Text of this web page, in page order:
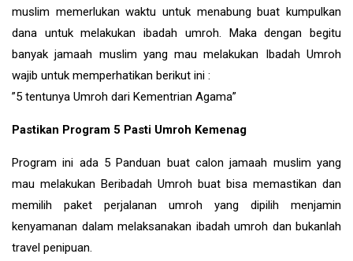
muslim memerlukan waktu untuk menabung buat kumpulkan
dana untuk melakukan ibadah umroh. Maka dengan begitu
banyak jamaah muslim yang mau melakukan Ibadah Umroh
wajib untuk memperhatikan berikut ini :
”5 tentunya Umroh dari Kementrian Agama”
Pastikan Program 5 Pasti Umroh Kemenag
Program ini ada 5 Panduan buat calon jamaah muslim yang
mau melakukan Beribadah Umroh buat bisa memastikan dan
memilih paket perjalanan umroh yang dipilih menjamin
kenyamanan dalam melaksanakan ibadah umroh dan bukanlah
travel penipuan.